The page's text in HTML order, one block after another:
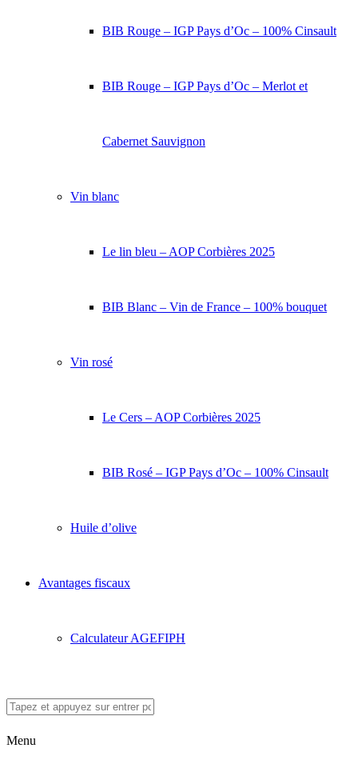
BIB Rouge – IGP Pays d’Oc – 100% Cinsault
BIB Rouge – IGP Pays d’Oc – Merlot et
Cabernet Sauvignon
Vin blanc
Le lin bleu – AOP Corbières 2025
BIB Blanc – Vin de France – 100% bouquet
Vin rosé
Le Cers – AOP Corbières 2025
BIB Rosé – IGP Pays d’Oc – 100% Cinsault
Huile d’olive
Avantages fiscaux
Calculateur AGEFIPH
Menu